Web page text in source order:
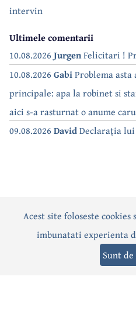
intervin
Ultimele comentarii
10.08.2026 JurgenFelicitari !
10.08.2026 GabiProblema asta
principale: apa la robinet si
aici s-a rasturnat o anume
national, serialul asta deja a
09.08.2026 DavidDeclarația
ActualitatePolitică
Editorial Sport
Acest site foloseste
imbunatati experienta
Sunt